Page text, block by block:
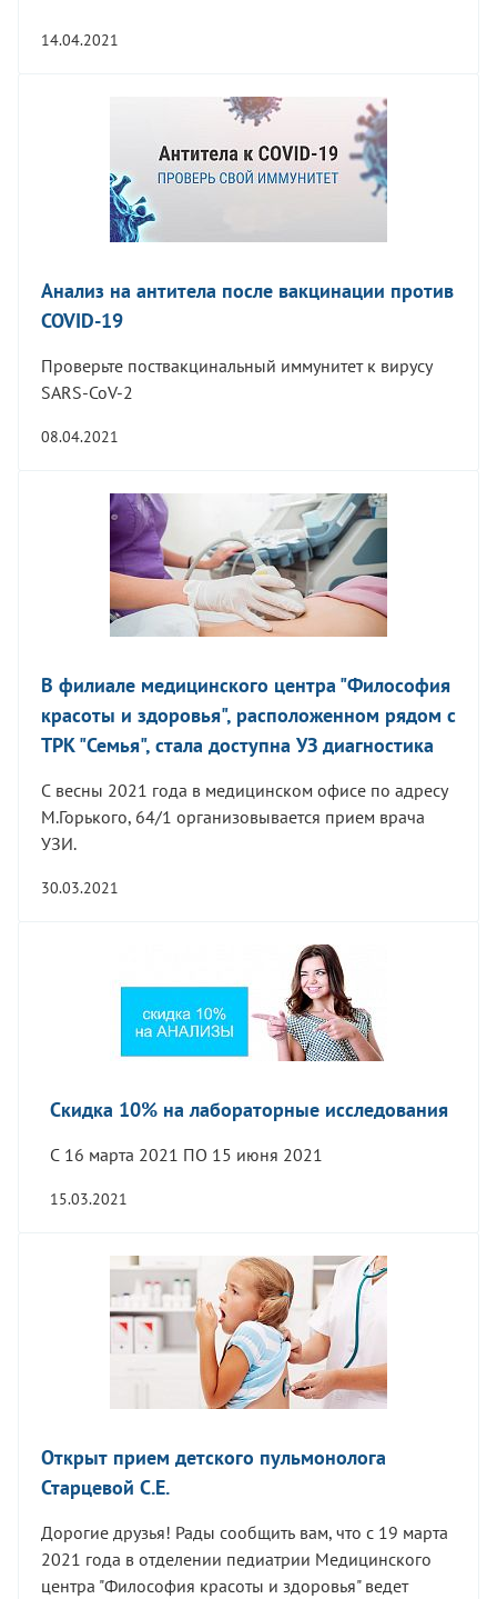
14.04.2021
Анализ на антитела после вакцинации против
COVID-19
Проверьте поствакцинальный иммунитет к вирусу
SARS-CoV-2
08.04.2021
В филиале медицинского центра "Философия
красоты и здоровья", расположенном рядом с
ТРК "Семья", стала доступна УЗ диагностика
С весны 2021 года в медицинском офисе по адресу
М.Горького, 64/1 организовывается прием врача
УЗИ.
30.03.2021
Скидка 10% на лабораторные исследования
С 16 марта 2021 ПО 15 июня 2021
15.03.2021
Открыт прием детского пульмонолога
Старцевой С.Е.
Дорогие друзья! Рады сообщить вам, что с 19 марта
2021 года в отделении педиатрии Медицинского
центра "Философия красоты и здоровья" ведет